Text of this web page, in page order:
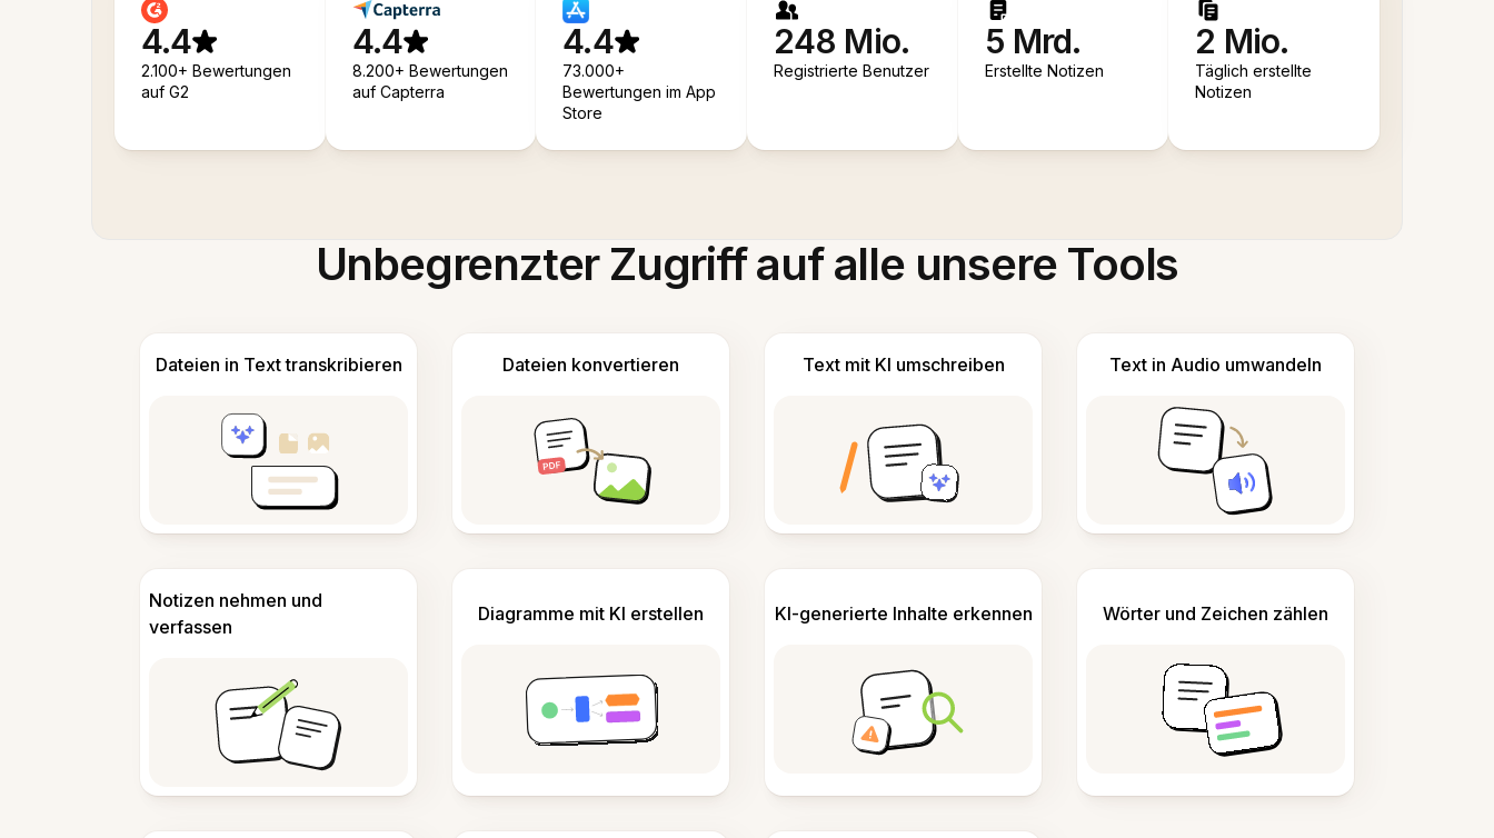
4.4
2.100+ Bewertungen
auf G2
4.4
8.200+ Bewertungen
auf Capterra
4.4
73.000+
Bewertungen im App
Store
248 Mio.
Registrierte Benutzer
5 Mrd.
Erstellte Notizen
2 Mio.
Täglich erstellte
Notizen
Unbegrenzter Zugriff auf alle unsere Tools
Dateien in Text transkribieren Dateien konvertieren Text mit KI umschreiben Text in Audio umwandeln
Notizen nehmen und
verfassen
Diagramme mit KI erstellen KI-generierte Inhalte erkennen Wörter und Zeichen zählen